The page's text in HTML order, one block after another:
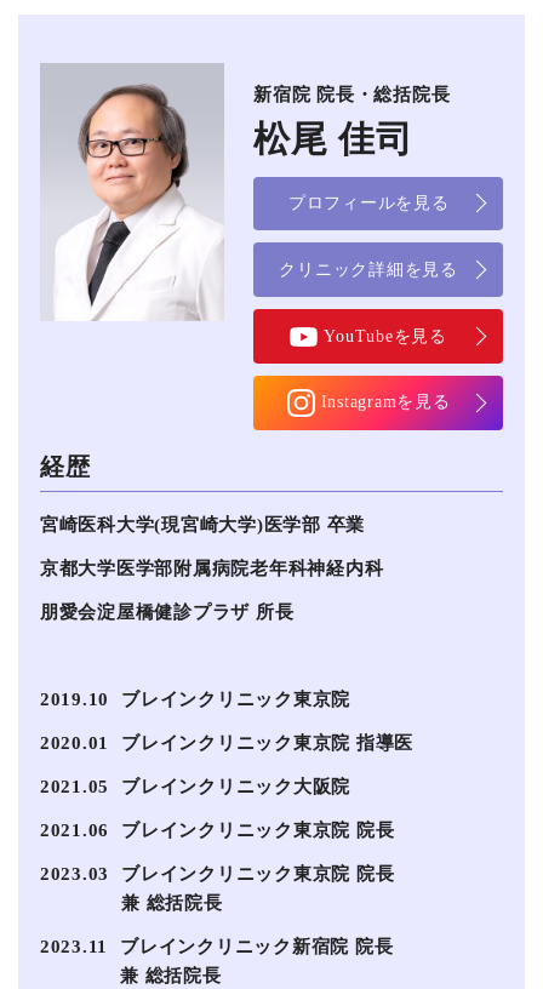
新宿院 院長・総括院長
松尾 佳司
プロフィールを見る
クリニック詳細を見る
YouTubeを見る
Instagramを見る
経歴
宮崎医科⼤学(現宮崎⼤学)医学部 卒業
京都⼤学医学部附属病院老年科神経内科
朋愛会淀屋橋健診プラザ 所長
2019.10 ブレインクリニック東京院
2020.01 ブレインクリニック東京院 指導医
2021.05 ブレインクリニック大阪院
2021.06 ブレインクリニック東京院 院長
2023.03
ブレインクリニック東京院 院長
兼 総括院長
2023.11
ブレインクリニック新宿院 院長
兼 総括院長